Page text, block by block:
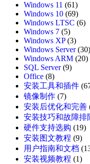
Windows 11 (61)
Windows 10 (69)
Windows LTSC (6)
Windows 7 (5)
Windows XP(3)
Windows Server(30)
Windows ARM (20)
SQL Server(9)
Office (8)
安装工具和插件
镜像制作 (7)
安装后优化和完善
安装技巧和故障排
硬件支持选购 (19)
安装图文教程 (9)
用户指南和文档
安装视频教程 (1)